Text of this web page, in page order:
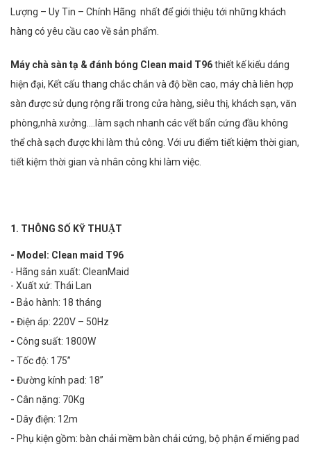
Lượng – Uy Tin – Chính Hãng nhất để giới thiệu tới những khách
hàng có yêu cầu cao về sản phẩm.
Máy chà sàn tạ & đánh bóng Clean maid T96thiết kế kiểu dáng
hiện đại, Kết cấu thang chắc chắn và độ bền cao, máy chà liên hợp
sàn được sử dụng rộng rãi trong cửa hàng, siêu thị, khách sạn, văn
phòng,nhà xưởng….làm sạch nhanh các vết bẩn cứng đầu không
thể chà sạch được khi làm thủ công. Với ưu điểm tiết kiệm thời gian,
tiết kiệm thời gian và nhân công khi làm việc.
1. THÔNG SỐ KỸ THUẬT
- Model: Clean maid T96
- Hãng sản xuất: CleanMaid
- Xuất xứ: Thái Lan
- Bảo hành: 18 tháng
- Điện áp: 220V – 50Hz
- Công suất: 1800W
- Tốc độ: 175”
- Đường kính pad: 18”
- Cân nặng: 70Kg
- Dây điện: 12m
- Phụ kiện gồm: bàn chải mềm bàn chải cứng, bộ phận ể miếng pad